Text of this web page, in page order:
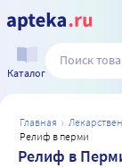
Каталог
главная
релиф в перми
Релиф в